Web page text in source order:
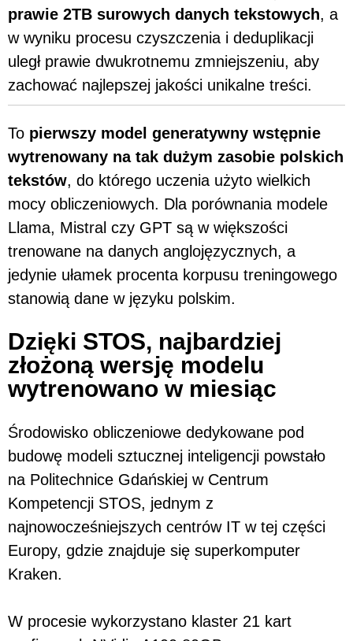
prawie 2TB surowych danych tekstowych, a
w wyniku procesu czyszczenia i deduplikacji
uległ prawie dwukrotnemu zmniejszeniu, aby
zachować najlepszej jakości unikalne treści.
To pierwszy model generatywny wstępnie
wytrenowany na tak dużym zasobie polskich
tekstów, do którego uczenia użyto wielkich
mocy obliczeniowych. Dla porównania modele
Llama, Mistral czy GPT są w większości
trenowane na danych anglojęzycznych, a
jedynie ułamek procenta korpusu treningowego
stanowią dane w języku polskim.
Dzięki STOS, najbardziej
złożoną wersję modelu
wytrenowano w miesiąc
Środowisko obliczeniowe dedykowane pod
budowę modeli sztucznej inteligencji powstało
na Politechnice Gdańskiej w Centrum
Kompetencji STOS, jednym z
najnowocześniejszych centrów IT w tej części
Europy, gdzie znajduje się superkomputer
Kraken.
W procesie wykorzystano klaster 21 kart